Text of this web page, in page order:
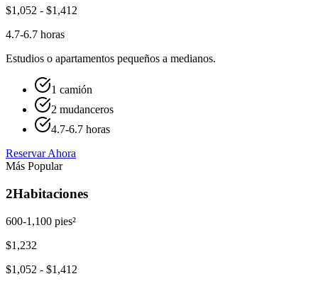
$1,052 - $1,412
4.7-6.7 horas
Estudios o apartamentos pequeños a medianos.
1 camión
2 mudanceros
4.7-6.7 horas
Reservar Ahora
Más Popular
2Habitaciones
600-1,100 pies²
$1,232
$1,052 - $1,412